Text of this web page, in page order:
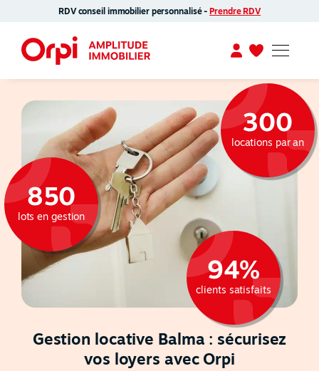
RDV conseil immobilier personnalisé - Prendre RDV
850
lots en gestion
300
locations par an
94%
clients satisfaits
Gestion locative Balma : sécurisez
vos loyers avec Orpi